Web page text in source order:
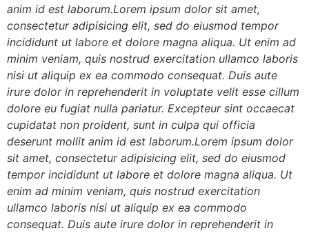
anim id est laborum.Lorem ipsum dolor sit amet,
consectetur adipisicing elit, sed do eiusmod tempor
incididunt ut labore et dolore magna aliqua. Ut enim ad
minim veniam, quis nostrud exercitation ullamco laboris
nisi ut aliquip ex ea commodo consequat. Duis aute
irure dolor in reprehenderit in voluptate velit esse cillum
dolore eu fugiat nulla pariatur. Excepteur sint occaecat
cupidatat non proident, sunt in culpa qui officia
deserunt mollit anim id est laborum.Lorem ipsum dolor
sit amet, consectetur adipisicing elit, sed do eiusmod
tempor incididunt ut labore et dolore magna aliqua. Ut
enim ad minim veniam, quis nostrud exercitation
ullamco laboris nisi ut aliquip ex ea commodo
consequat. Duis aute irure dolor in reprehenderit in